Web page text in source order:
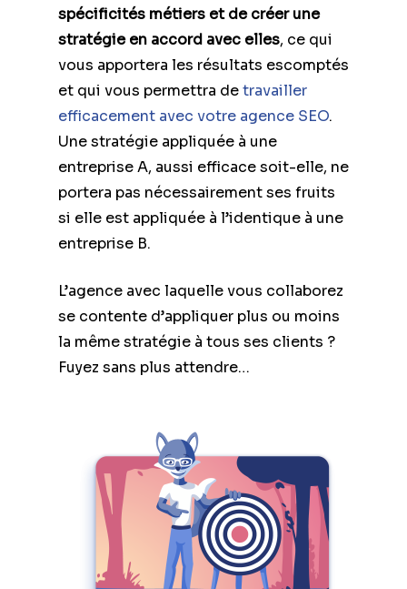
spécificités métiers et de créer une
stratégie en accord avec elles, ce qui
vous apportera les résultats escomptés
et qui vous permettra detravailler
efficacement avec votre agence SEO.
Une stratégie appliquée à une
entreprise A, aussi efficace soit-elle, ne
portera pas nécessairement ses fruits
si elle est appliquée à l’identique à une
entreprise B.
L’agence avec laquelle vous collaborez
se contente d’appliquer plus ou moins
la même stratégie à tous ses clients ?
Fuyez sans plus attendre…